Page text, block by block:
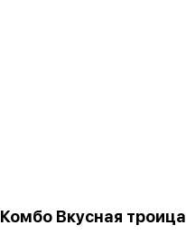
Комбо Вкусная троица